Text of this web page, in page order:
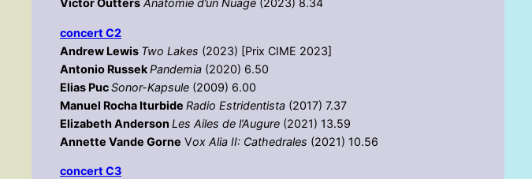
Victor Outters Anatomie d’un Nuage (2023) 8.34
concert C2
Andrew Lewis Two Lakes (2023) [Prix CIME 2023]
Antonio RussekPandemia (2020) 6.50
Elias PucSonor-Kapsule (2009) 6.00
Manuel Rocha Iturbide Radio Estridentista (2017) 7.37
Elizabeth Anderson Les Ailes de l’Augure (2021) 13.59
Annette Vande Gorne Vox Alia II: Cathedrales (2021) 10.56
concert C3